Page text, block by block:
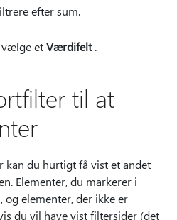
efter sum.
vælge etVærdifelt.
til at
du hurtigt få vist et andet
Elementer, du markerer i
og elementer, der ikke er
du vil have vist filtersider (det